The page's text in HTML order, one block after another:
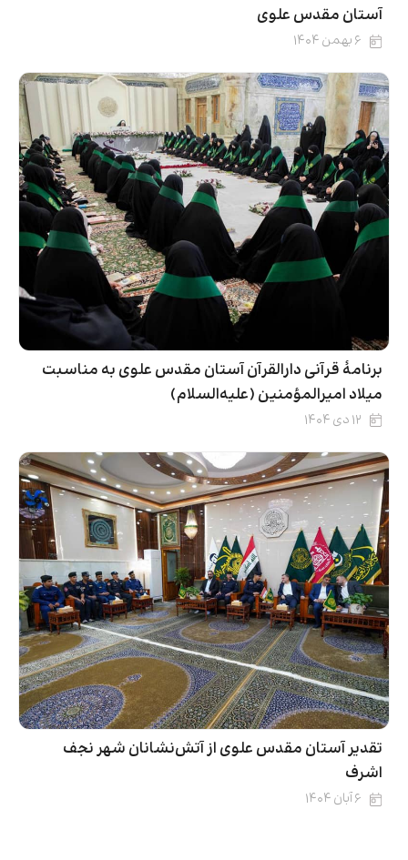
آستان مقدس علوی
۶ بهمن ۱۴۰۴
برنامۀ قرآنی دارالقرآن آستان مقدس علوی به مناسبت
میلاد امیرالمؤمنین (علیه‌السلام)
۱۲ دی ۱۴۰۴
تقدیر آستان مقدس علوی از آتش‌نشانان شهر نجف
اشرف
۶ آبان ۱۴۰۴